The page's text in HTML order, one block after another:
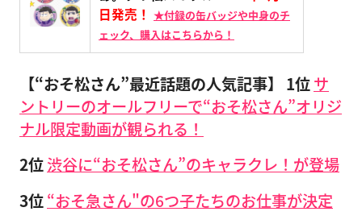
日発売！ ★付録の缶バッジや中身のチ
ェック、購入はこちらから！
【“おそ松さん”最近話題の人気記事】 1位サ
ントリーのオールフリーで“おそ松さん”オリジ
ナル限定動画が観られる！
2位渋谷に“おそ松さん”のキャラクレ！が登場
3位“おそ急さん"の6つ子たちのお仕事が決定